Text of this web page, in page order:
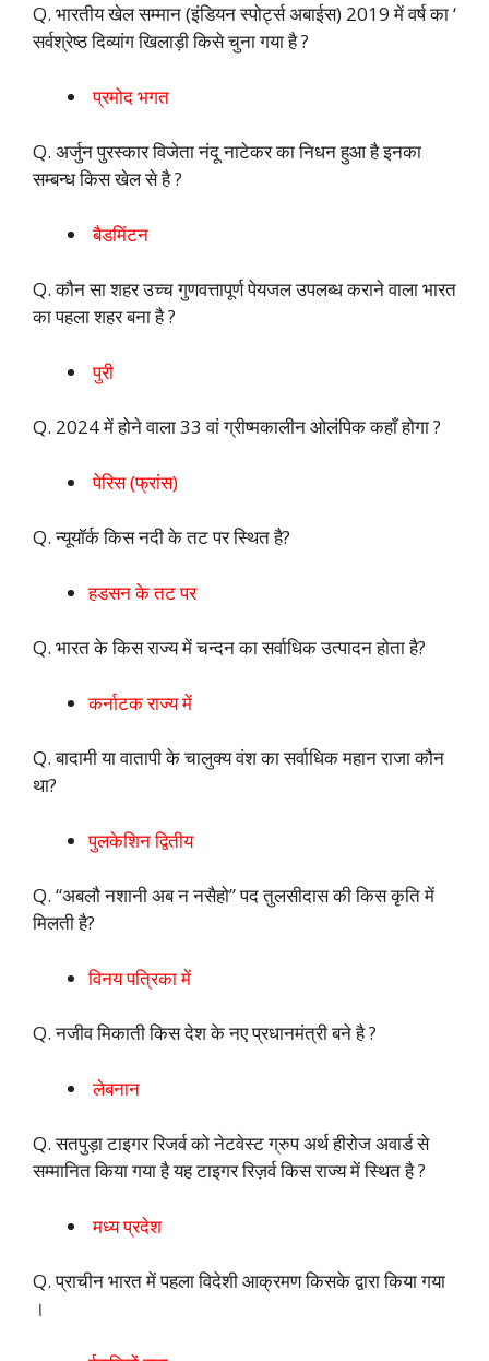
Q. भारतीय खेल सम्मान (इंडियन स्पोर्ट्स अबाईस) 2019 में वर्ष का ‘
सर्वश्रेष्ठ दिव्यांग खिलाड़ी किसे चुना गया है ?
प्रमोद भगत
Q. अर्जुन पुरस्कार विजेता नंदू नाटेकर का निधन हुआ है इनका
सम्बन्ध किस खेल से है ?
बैडमिंटन
Q. कौन सा शहर उच्च गुणवत्तापूर्ण पेयजल उपलब्ध कराने वाला भारत
का पहला शहर बना है ?
पुरी
Q. 2024 में होने वाला 33 वां ग्रीष्मकालीन ओलंपिक कहाँ होगा ?
पेरिस (फ्रांस)
Q. न्यूयॉर्क किस नदी के तट पर स्थित है?
हडसन के तट पर
Q. भारत के किस राज्य में चन्दन का सर्वाधिक उत्पादन होता है?
कर्नाटक राज्य में
Q. बादामी या वातापी के चालुक्य वंश का सर्वाधिक महान राजा कौन
था?
पुलकेशिन द्वितीय
Q. “अबलौ नशानी अब न नसैहो” पद तुलसीदास की किस कृति में
मिलती है?
विनय पत्रिका में
Q. नजीव मिकाती किस देश के नए प्रधानमंत्री बने है ?
लेबनान
Q. सतपुड़ा टाइगर रिजर्व को नेटवेस्ट ग्रुप अर्थ हीरोज अवार्ड से
सम्मानित किया गया है यह टाइगर रिज़र्व किस राज्य में स्थित है ?
मध्य प्रदेश
Q. प्राचीन भारत में पहला विदेशी आक्रमण किसके द्वारा किया गया
।